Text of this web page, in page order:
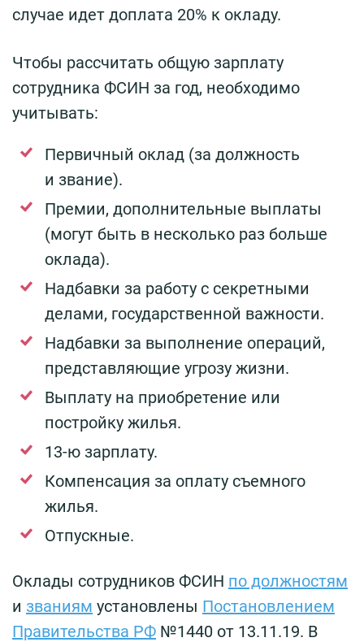
случае идет доплата 20% к окладу.
Чтобы рассчитать общую зарплату
сотрудника ФСИН за год, необходимо
учитывать:
Первичный оклад (за должность
и звание).
Премии, дополнительные выплаты
(могут быть в несколько раз больше
оклада).
Надбавки за работу с секретными
делами, государственной важности.
Надбавки за выполнение операций,
представляющие угрозу жизни.
Выплату на приобретение или
постройку жилья.
13-ю зарплату.
Компенсация за оплату съемного
жилья.
Отпускные.
Оклады сотрудников ФСИН по должностям
и званиям установлены Постановлением
Правительства РФ №1440 от 13.11.19. В